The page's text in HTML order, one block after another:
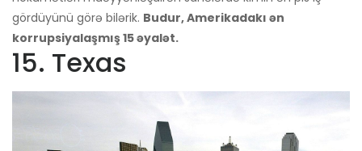
gördüyünü görə bilərik. Budur, Amerikadakı ən
korrupsiyalaşmış 15 əyalət.
15. Texas